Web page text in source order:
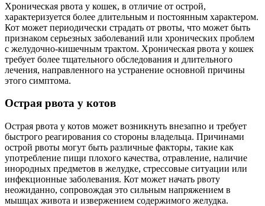
Хроническая рвота у кошек, в отличие от острой,
характеризуется более длительным и постоянным характером.
Кот может периодически страдать от рвоты, что может быть
признаком серьезных заболеваний или хронических проблем
с желудочно-кишечным трактом. Хроническая рвота у кошек
требует более тщательного обследования и длительного
лечения, направленного на устранение основной причины
этого симптома.
Острая рвота у котов
Острая рвота у котов может возникнуть внезапно и требует
быстрого реагирования со стороны владельца. Причинами
острой рвоты могут быть различные факторы, такие как
употребление пищи плохого качества, отравление, наличие
инородных предметов в желудке, стрессовые ситуации или
инфекционные заболевания. Кот может начать рвоту
неожиданно, сопровождая это сильным напряжением в
мышцах живота и извержением содержимого желудка.